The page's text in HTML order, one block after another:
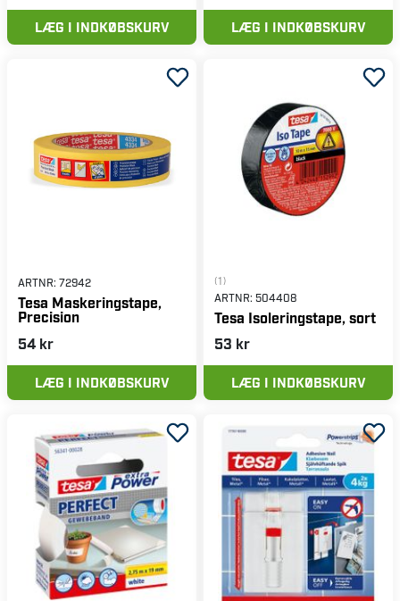
LÆG I INDKØBSKURV LÆG I INDKØBSKURV
ARTNR: 72942
Tesa Maskeringstape,
Precision
54 kr
LÆG I INDKØBSKURV
(1)
ARTNR: 504408
Tesa Isoleringstape, sort
53 kr
LÆG I INDKØBSKURV